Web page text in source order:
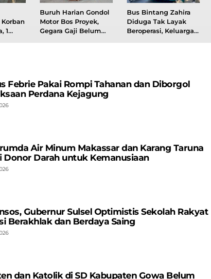
1
Buruh Harian Gondol
Motor Bos Proyek,
Gegara Gaji Belum
Bus Bintang Zahira
Diduga Tak Layak
Beroperasi, Keluarga
Febrie Pakai Rompi Tahanan dan Diborgol
Perdana Kejagung
Air Minum Makassar dan Karang Taruna
Donor Darah untuk Kemanusiaan
Gubernur Sulsel Optimistis Sekolah Rakyat
Berakhlak dan Berdaya Saing
dan Katolik di SD Kabupaten Gowa Belum